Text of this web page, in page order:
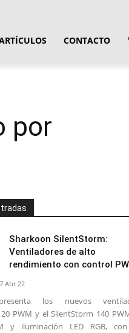
CONTACTO
por
Sharkoon SilentStorm:
Ventiladores de alto
rendimiento con control
Abr 22
los nuevos
PWM y el SilentStorm 140
y iluminación LED RGB,